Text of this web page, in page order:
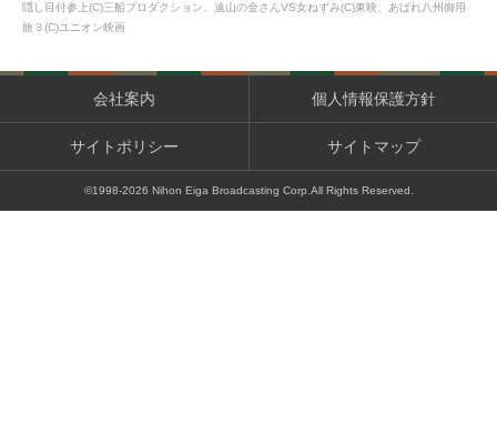
隠し目付参上(C)三船プロダクション、遠山の金さんVS女ねずみ(C)東映、あばれ八州御用
旅３(C)ユニオン映画
会社案内 個人情報保護方針
サイトポリシー サイトマップ
©1998-2026 Nihon Eiga Broadcasting Corp.All Rights Reserved.